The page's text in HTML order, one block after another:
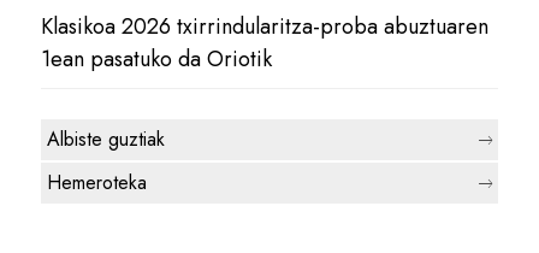
Klasikoa 2026 txirrindularitza-proba abuztuaren
1ean pasatuko da Oriotik
Albiste guztiak
Hemeroteka